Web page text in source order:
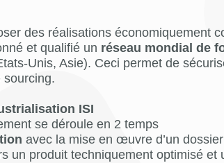
des réalisations économiquement
et qualifié un réseau mondial de
Unis, Asie). Ceci permet de
sourcing.
ISI
se déroule en 2 temps
avec la mise en œuvre d’un
un produit techniquement optimisé et